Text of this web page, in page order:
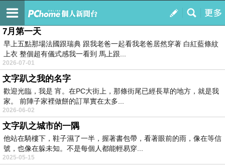
我的
訂閱
雨落
7月第一天
早上五點那場法國跟瑞典 跟我老爸一起看我老爸居然穿著 白紅藍條紋
上衣 整個超有儀式感我一看到 馬上跟...
2026-07-01
文字趴之我的名字
歡迎光臨，我是 宵。在PC大街上，那條街尾已經長草的地方，就是我
家。 前陣子家裡做餅的訂單實在太多...
2026-06-02
文字趴之城市的一隅
他站在騎樓下，鞋子濕了一半，握著書包帶，看著眼前的雨，像在等信
號，也像在躲未知。不是每個人都能輕易穿...
2025-05-15